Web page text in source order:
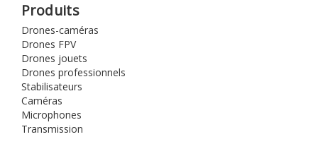
Produits
Drones-caméras
Drones FPV
Drones jouets
Drones professionnels
Stabilisateurs
Caméras
Microphones
Transmission